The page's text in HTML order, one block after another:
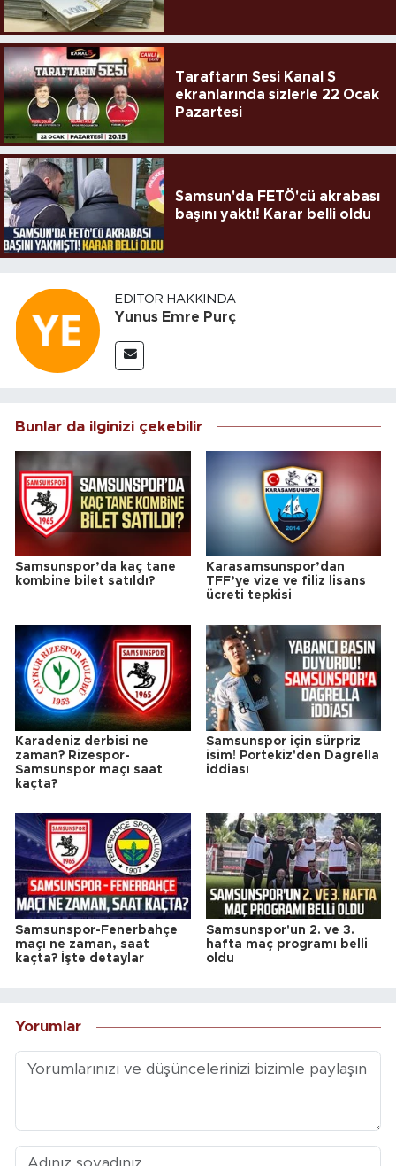
Taraftarın Sesi Kanal S
ekranlarında sizlerle 22 Ocak
Pazartesi
Samsun'da FETÖ'cü akrabası
başını yaktı! Karar belli oldu
EDITÖR HAKKINDA
Yunus Emre Purç
Bunlar da ilginizi çekebilir
Samsunspor’da kaç tane
kombine bilet satıldı?
Karasamsunspor’dan
TFF’ye vize ve filiz lisans
ücreti tepkisi
Karadeniz derbisi ne
zaman? Rizespor-
Samsunspor maçı saat
kaçta?
Samsunspor için sürpriz
isim! Portekiz'den Dagrella
iddiası
Samsunspor-Fenerbahçe
maçı ne zaman, saat
kaçta? İşte detaylar
Samsunspor'un 2. ve 3.
hafta maç programı belli
oldu
Yorumlar